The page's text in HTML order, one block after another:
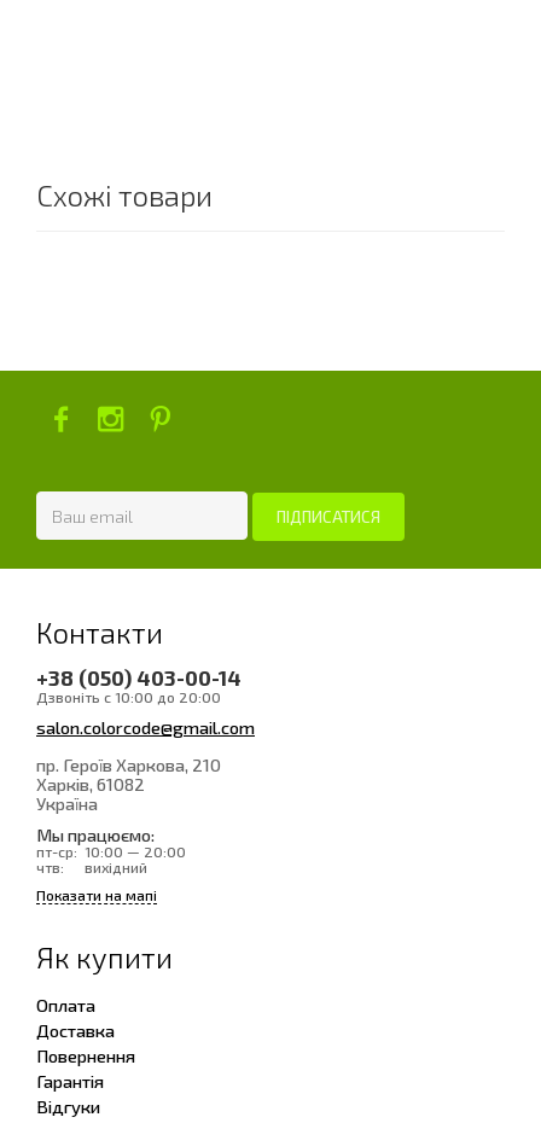
Схожі товари
Контакти
+38 (050) 403-00-14
Дзвоніть с 10:00 до 20:00
salon.colorcode@gmail.com
пр. Героїв Харкова, 210
Харків, 61082
Україна
Мы працюємо:
пт-ср: 10:00 — 20:00
чтв:
вихідний
Показати на мапі
Як купити
Оплата
Доставка
Повернення
Гарантія
Відгуки